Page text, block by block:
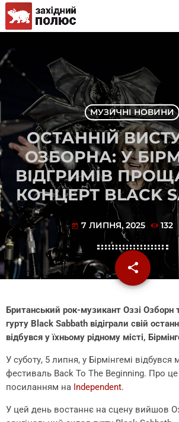
МУЗИЧНІ НОВИНИ
ОСТАННІЙ
ОЗБОРНА: У
ВІДГРИМІВ
КОНЦЕРТ BLACK
today 7 ЛИПНЯ, 2025 132
share
email
Британський рок-музикант Оззі Озборн
гурту Black Sabbath відіграли свій
відбувся у їхньому рідному місті,
У суботу, 5 липня, у Бірмінгемі
фестиваль Back To The Beginning. Про це
посиланням на Independent.
У цей день востаннє на сцену вийшов